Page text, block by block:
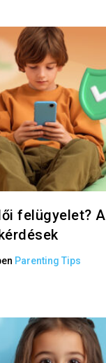
felügyelet? A
Parenting Tips